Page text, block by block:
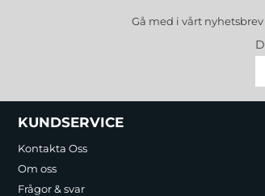
Gå med i vårt
Sidfot Blandad info och
KUNDSERVICE
Kontakta Oss
Om oss
Frågor & svar